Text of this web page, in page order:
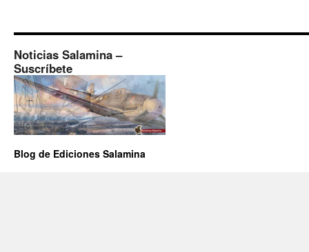
Noticias Salamina –
Suscríbete
Blog de Ediciones Salamina